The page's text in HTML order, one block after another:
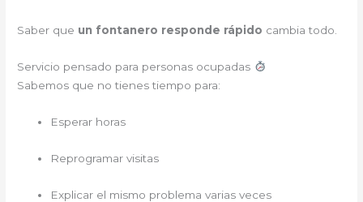
Saber que un fontanero responde rápido cambia todo.
Servicio pensado para personas ocupadas
Sabemos que no tienes tiempo para:
Esperar horas
Reprogramar visitas
Explicar el mismo problema varias veces